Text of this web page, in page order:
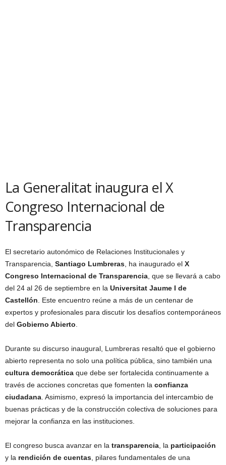
La Generalitat inaugura el X
Congreso Internacional de
Transparencia
El secretario autonómico de Relaciones Institucionales y
Transparencia, Santiago Lumbreras , ha inaugurado el X
Congreso Internacional de Transparencia , que se llevará a cabo
del 24 al 26 de septiembre en la Universitat Jaume I de
Castellón . Este encuentro reúne a más de un centenar de
expertos y profesionales para discutir los desafíos contemporáneos
del Gobierno Abierto
Durante su discurso inaugural, Lumbreras resaltó que el gobierno
abierto representa no solo una política pública, sino también una
cultura democrática que debe ser fortalecida continuamente a
través de acciones concretas que fomenten la confianza
ciudadana . Asimismo, expresó la importancia del intercambio de
buenas prácticas y de la construcción colectiva de soluciones para
mejorar la confianza en las instituciones.
El congreso busca avanzar en la transparencia , la participación
y la rendición de cuentas , pilares fundamentales de una